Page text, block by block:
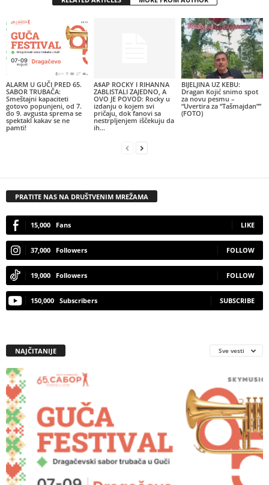
ALARM U GUČI PRED 65.
SABOR TRUBAČA:
Smeštajni kapaciteti
gotovo popunjeni, od 7.
do 9. avgusta sprema se
spektakl kakav se ne
pamti!
A$AP ROCKY I RIHANNA
ZABLISTALI ZAJEDNO, A
OVO JE POVOD: Rocky u
izdanju o kojem svi
pričaju, dok fanovi sa
nestrpljenjem iščekuju da
ih...
BIJELJINA UZ KEBU:
Dragan Kojić snimo spot
za novu pesmu –
“Uvertira za “Tašmajdan””
(FOTO)
PRATITE NAS NA DRUŠTVENIM MREŽAMA
15,000 Fans LIKE
37,000 Followers FOLLOW
19,000 Followers FOLLOW
150,000 Subscribers SUBSCRIBE
NAJČITANIJE Sve vesti